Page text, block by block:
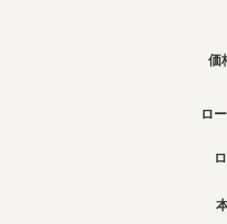
価
ロ